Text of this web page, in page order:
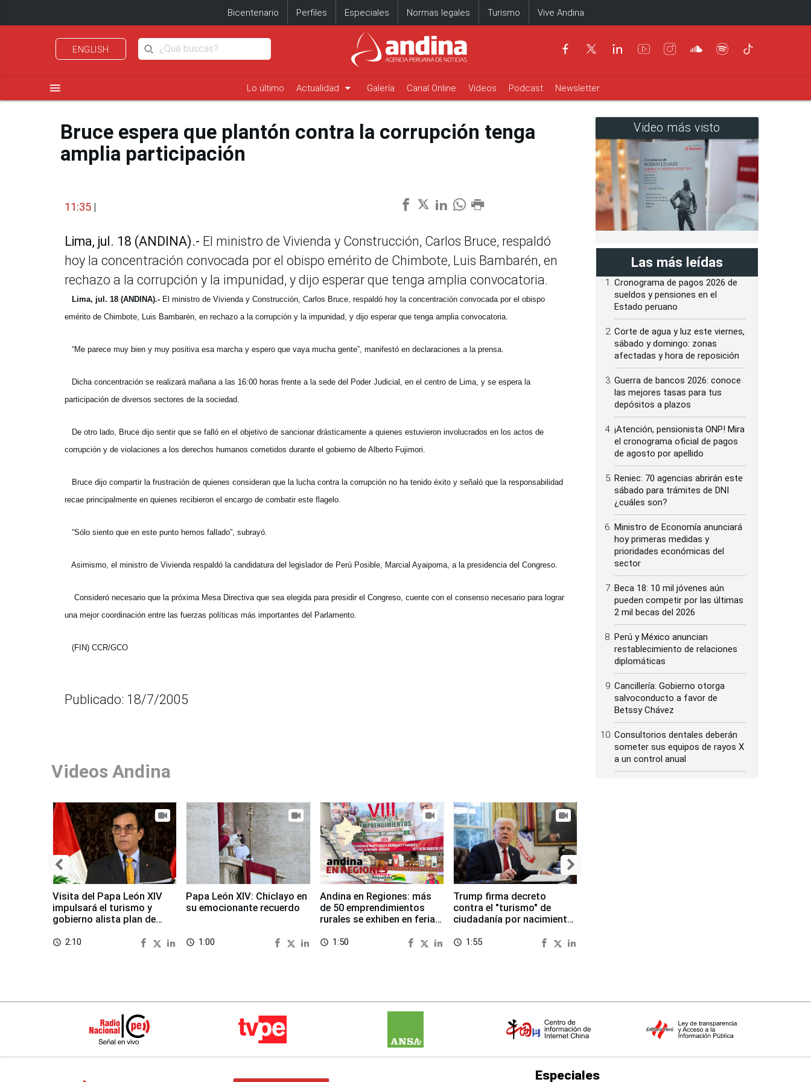
Bicentenario Perfiles Especiales Normas legales Turismo Vive Andina
ENGLISH
menu Lo último Actualidad arrow_drop_down Galería Canal Online Videos Podcast Newsletter
Bruce espera que plantón contra la corrupción tenga
amplia participación
11:35 |
Lima, jul. 18 (ANDINA).- El ministro de Vivienda y Construcción, Carlos Bruce, respaldó
hoy la concentración convocada por el obispo emérito de Chimbote, Luis Bambarén, en
rechazo a la corrupción y la impunidad, y dijo esperar que tenga amplia convocatoria.
Lima, jul. 18 (ANDINA).- El ministro de Vivienda y Construcción, Carlos Bruce, respaldó hoy la concentración convocada por el obispo
emérito de Chimbote, Luis Bambarén, en rechazo a la corrupción y la impunidad, y dijo esperar que tenga amplia convocatoria.
“Me parece muy bien y muy positiva esa marcha y espero que vaya mucha gente”, manifestó en declaraciones a la prensa.
Dicha concentración se realizará mañana a las 16:00 horas frente a la sede del Poder Judicial, en el centro de Lima, y se espera la
participación de diversos sectores de la sociedad.
De otro lado, Bruce dijo sentir que se falló en el objetivo de sancionar drásticamente a quienes estuvieron involucrados en los actos de
corrupción y de violaciones a los derechos humanos cometidos durante el gobierno de Alberto Fujimori.
Bruce dijo compartir la frustración de quienes consideran que la lucha contra la corrupción no ha tenido éxito y señaló que la responsabilidad
recae principalmente en quienes recibieron el encargo de combatir este flagelo.
“Sólo siento que en este punto hemos fallado”, subrayó.
Asimismo, el ministro de Vivienda respaldó la candidatura del legislador de Perú Posible, Marcial Ayaipoma, a la presidencia del Congreso.
Consideró necesario que la próxima Mesa Directiva que sea elegida para presidir el Congreso, cuente con el consenso necesario para lograr
una mejor coordinación entre las fuerzas políticas más importantes del Parlamento.
(FIN) CCR/GCO
Publicado: 18/7/2005
Videos Andina
Visita del Papa León XIV
impulsará el turismo y
gobierno alista plan de
access_time 2:10
Papa León XIV: Chiclayo en
su emocionante recuerdo
access_time 1:00
Andina en Regiones: más
de 50 emprendimientos
rurales se exhiben en feria
access_time 1:50
Trump firma decreto
contra el "turismo" de
ciudadanía por nacimiento
access_time 1:55
Video más visto
Las más leídas
Cronograma de pagos 2026 de
sueldos y pensiones en el
Estado peruano
Corte de agua y luz este viernes,
sábado y domingo: zonas
afectadas y hora de reposición
Guerra de bancos 2026: conoce
las mejores tasas para tus
depósitos a plazos
¡Atención, pensionista ONP! Mira
el cronograma oficial de pagos
de agosto por apellido
Reniec: 70 agencias abrirán este
sábado para trámites de DNI
¿cuáles son?
Ministro de Economía anunciará
hoy primeras medidas y
prioridades económicas del
sector
Beca 18: 10 mil jóvenes aún
pueden competir por las últimas
2 mil becas del 2026
Perú y México anuncian
restablecimiento de relaciones
diplomáticas
Cancillería: Gobierno otorga
salvoconducto a favor de
Betssy Chávez
Consultorios dentales deberán
someter sus equipos de rayos X
a un control anual
Especiales